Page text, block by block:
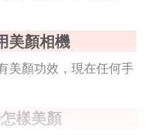
美顏相機
美顏功效，現在任何手
樣美顏